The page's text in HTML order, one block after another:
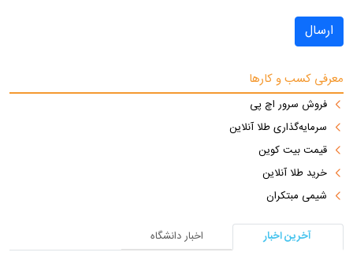
ارسال
معرفی کسب و کارها
فروش سرور اچ پی
سرمایه‌گذاری طلا آنلاین
قیمت بیت کوین
خرید طلا آنلاین
شیمی مبتکران
آخرین اخبار
اخبار دانشگاه